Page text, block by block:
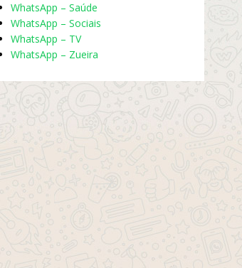
WhatsApp – Saúde
WhatsApp – Sociais
WhatsApp – TV
WhatsApp – Zueira